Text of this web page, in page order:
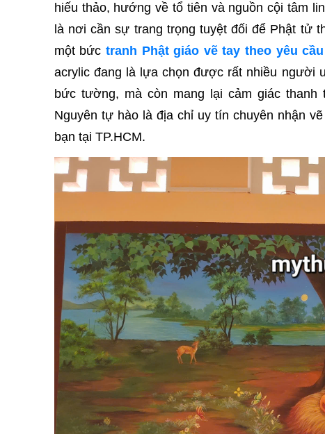
hiếu thảo, hướng về tổ tiên và nguồn cội tâm
là nơi cần sự trang trọng tuyệt đối để Phật tử
một bức tranh Phật giáo vẽ tay theo yêu
acrylic đang là lựa chọn được rất nhiều người
bức tường, mà còn mang lại cảm giác
Nguyên tự hào là địa chỉ uy tín chuyên nhận
bạn tại TP.HCM.